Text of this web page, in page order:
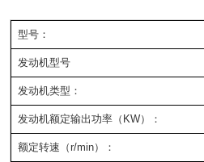
型号：
发动机型号
发动机类型：
发动机额定输出功率（KW）：
额定转速（r/min）：